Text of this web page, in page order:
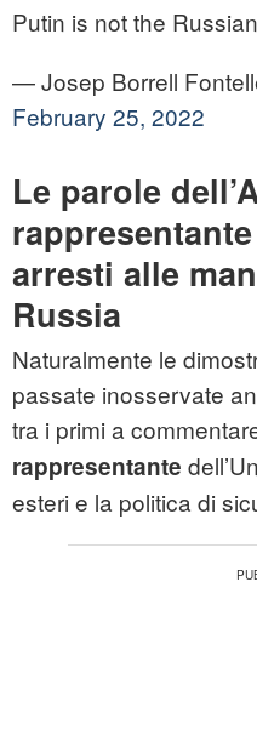
Putin is not the
— Josep Borrell
February 25, 2022
Le parole
arresti alle
Russia
Naturalmente le
passate inosservate
tra i primi a
rappresentante
esteri e la politica di